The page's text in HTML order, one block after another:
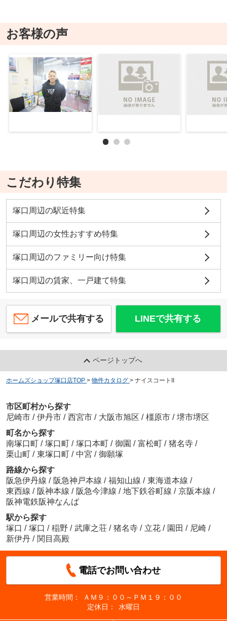
お客様の声
こだわり特集
塚口周辺の駅近特集
塚口周辺の女性おすすめ特集
塚口周辺のファミリー向け特集
塚口周辺の賃家、一戸建て特集
メールで共有する LINEで共有する
ページトップへ
ホームズショップ塚口店TOP > 物件カタログ > ナイスコートII
市区町村から探す
尼崎市 / 伊丹市 / 西宮市 / 大阪市旭区 / 橿原市 / 堺市堺区
町名から探す
南塚口町 / 塚口町 / 塚口本町 / 御園 / 富松町 / 猪名寺 /
栗山町 / 東塚口町 / 中宮 / 御願塚
路線から探す
阪急伊丹線 / 阪急神戸本線 / 福知山線 / 東海道本線 /
東西線 / 阪神本線 / 阪急今津線 / 地下鉄谷町線 / 京阪本線 /
阪神電鉄阪神なんば
駅から探す
塚口 / 塚口 / 稲野 / 武庫之荘 / 猪名寺 / 立花 / 園田 / 尼崎 /
新伊丹 / 関目高殿
電話でお問い合わせ
営業時間：
ＡＭ９：００～ＰＭ１９：００
定休日：
水曜日